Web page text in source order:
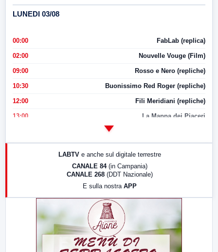
LUNEDI 03/08
00:00 FabLab (replica)
02:00 Nouvelle Vouge (Film)
09:00 Rosso e Nero (repliche)
10:30 Buonissimo Red Roger (repliche)
12:00 Fili Meridiani (repliche)
13:00 La Mappa dei Piaceri
LABTV e anche sul digitale terrestre
CANALE 84 (in Campania)
CANALE 268 (DDT Nazionale)
E sulla nostra APP